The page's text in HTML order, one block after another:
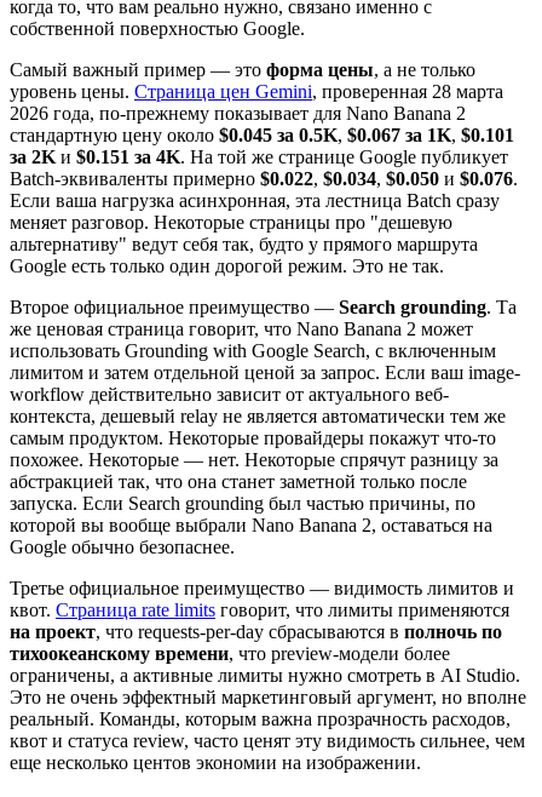
когда то, что вам реально нужно, связано именно с
собственной поверхностью Google.
Самый важный пример — это форма цены, а не только
уровень цены. Страница цен Gemini, проверенная 28 марта
2026 года, по-прежнему показывает для Nano Banana 2
стандартную цену около $0.045 за 0.5K, $0.067 за 1K, $0.101
за 2K и $0.151 за 4K. На той же странице Google публикует
Batch-эквиваленты примерно $0.022, $0.034, $0.050 и $0.076.
Если ваша нагрузка асинхронная, эта лестница Batch сразу
меняет разговор. Некоторые страницы про "дешевую
альтернативу" ведут себя так, будто у прямого маршрута
Google есть только один дорогой режим. Это не так.
Второе официальное преимущество — Search grounding. Та
же ценовая страница говорит, что Nano Banana 2 может
использовать Grounding with Google Search, с включенным
лимитом и затем отдельной ценой за запрос. Если ваш image-
workflow действительно зависит от актуального веб-
контекста, дешевый relay не является автоматически тем же
самым продуктом. Некоторые провайдеры покажут что-то
похожее. Некоторые — нет. Некоторые спрячут разницу за
абстракцией так, что она станет заметной только после
запуска. Если Search grounding был частью причины, по
которой вы вообще выбрали Nano Banana 2, оставаться на
Google обычно безопаснее.
Третье официальное преимущество — видимость лимитов и
квот. Страница rate limits говорит, что лимиты применяются
на проект, что requests-per-day сбрасываются в полночь по
тихоокеанскому времени, что preview-модели более
ограничены, а активные лимиты нужно смотреть в AI Studio.
Это не очень эффектный маркетинговый аргумент, но вполне
реальный. Команды, которым важна прозрачность расходов,
квот и статуса review, часто ценят эту видимость сильнее, чем
еще несколько центов экономии на изображении.